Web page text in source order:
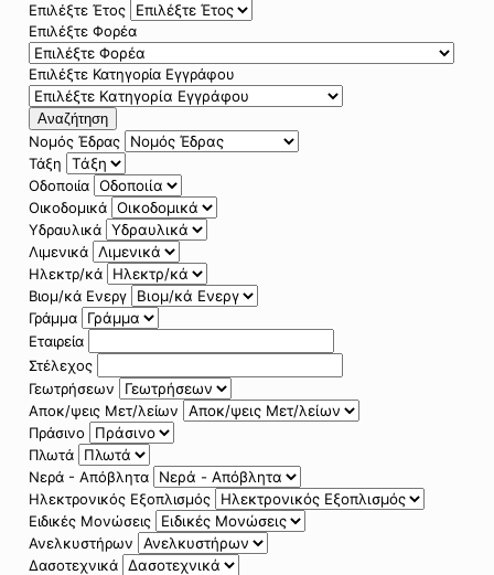
Επιλέξτε Έτος
Επιλέξτε Φορέα
Επιλέξτε Κατηγορία Εγγράφου
Αναζήτηση
Νομός Έδρας
Τάξη
Οδοποιία
Οικοδομικά
Υδραυλικά
Λιμενικά
Ηλεκτρ/κά
Βιομ/κά Ενεργ
Γράμμα
Εταιρεία
Στέλεχος
Γεωτρήσεων
Αποκ/ψεις Μετ/λείων
Πράσινο
Πλωτά
Νερά - Απόβλητα
Ηλεκτρονικός Εξοπλισμός
Ειδικές Μονώσεις
Ανελκυστήρων
Δασοτεχνικά